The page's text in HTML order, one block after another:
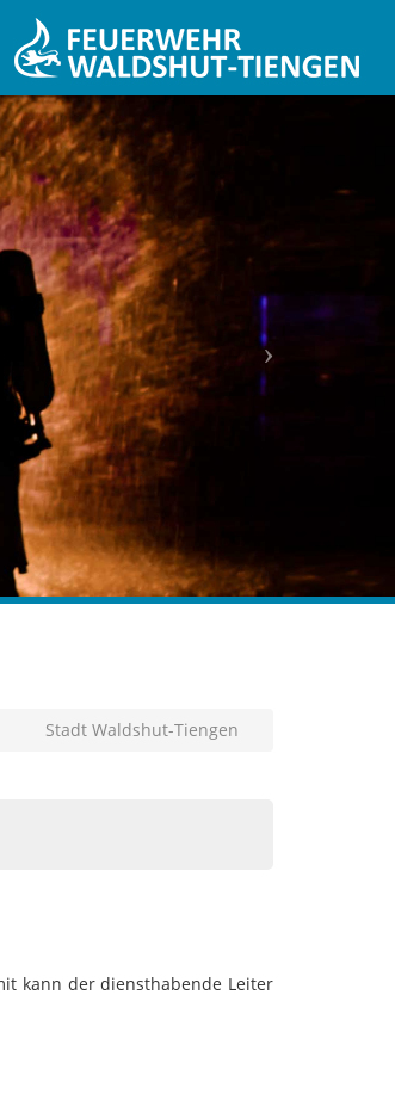
Stadt Waldshut-Tiengen
kann der diensthabende Leiter